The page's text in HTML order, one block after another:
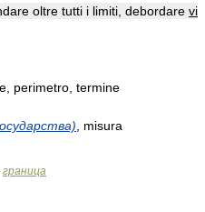
oltre tutti i limiti, debordare vi
perimetro, termine
, misura
граница